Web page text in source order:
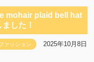
mohair plaid bell hat
した！
ァッション 2025年10月8日